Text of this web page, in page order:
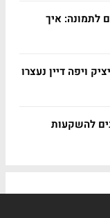
לתמונה: איך
ויפה דיין נעצרו
להשקעות